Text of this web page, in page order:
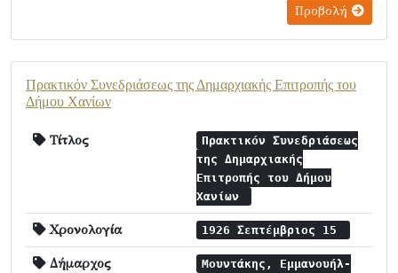
Προβολή
Πρακτικόν Συνεδριάσεως της Δημαρχιακής Επιτροπής του
Δήμου Χανίων
Τίτλος
Πρακτικόν Συνεδριάσεως
της Δημαρχιακής
Επιτροπής του Δήμου
Χανίων
Χρονολογία 1926 Σεπτέμβριος 15
Δήμαρχος Μουντάκης, Εμμανουήλ-